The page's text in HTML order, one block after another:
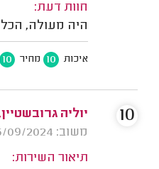
חוות דעת:
היה מעולה,
איכות 10 מחיר 10
יוליה
משוב: 06/09/2024
תיאור השירות:
10